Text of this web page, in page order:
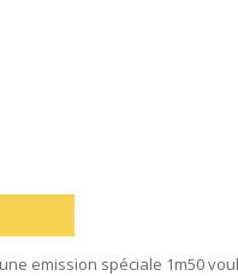
emission spéciale 1m50